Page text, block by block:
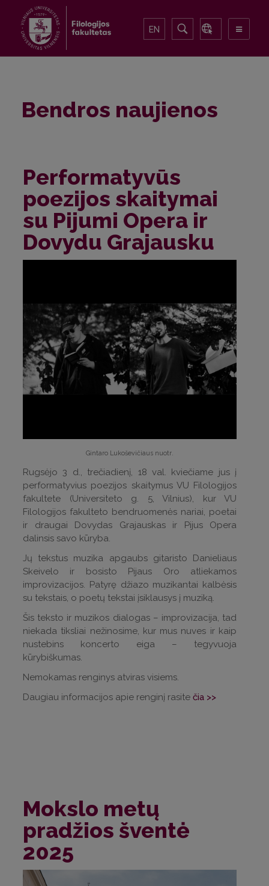
EN
Bendros naujienos
Performatyvūs
poezijos skaitymai
su Pijumi Opera ir
Dovydu Grajausku
Gintaro Lukoševičiaus nuotr
Rugsėjo 3 d., trečiadienį, 18 val. kviečiame jus į
performatyvius poezijos skaitymus VU Filologijos
fakultete (Universiteto g. 5, Vilnius), kur VU
Filologijos fakulteto bendruomenės nariai, poetai
ir draugai Dovydas Grajauskas ir Pijus Opera
dalinsis savo kūryba.
Jų tekstus muzika apgaubs gitaristo Danieliaus
Skeivelo ir bosisto Pijaus Oro atliekamos
improvizacijos. Patyrę džiazo muzikantai kalbėsis
su tekstais, o poetų tekstai įsiklausys į muziką.
Šis teksto ir muzikos dialogas – improvizacija, tad
niekada tiksliai nežinosime, kur mus nuves ir kaip
nustebins koncerto eiga – tegyvuoja
kūrybiškumas.
Nemokamas renginys atviras visiems.
Daugiau informacijos apie renginį rasite čia >>
Mokslo metų
pradžios šventė
2025